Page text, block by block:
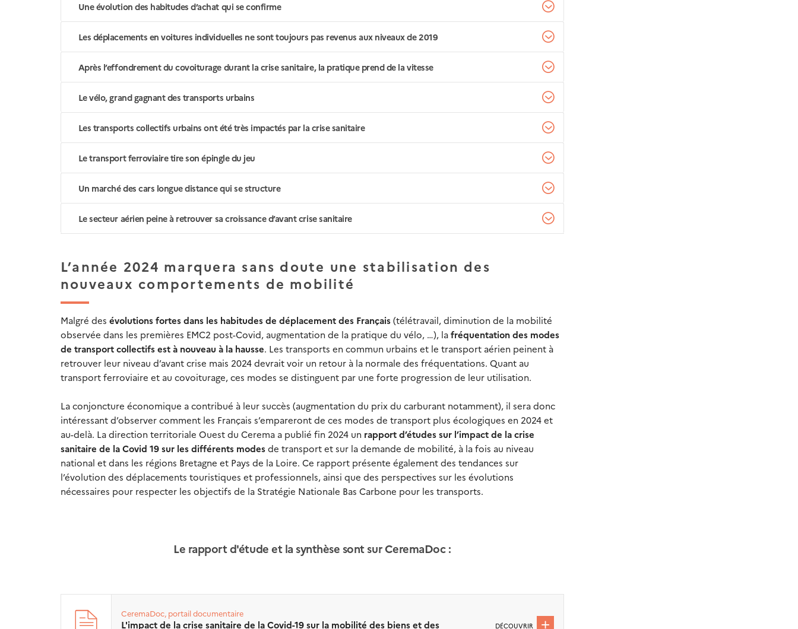
Une évolution des habitudes d’achat qui se confirme
Les déplacements en voitures individuelles ne sont toujours pas revenus aux niveaux de 2019
Après l’effondrement du covoiturage durant la crise sanitaire, la pratique prend de la vitesse
Le vélo, grand gagnant des transports urbains
Les transports collectifs urbains ont été très impactés par la crise sanitaire
Le transport ferroviaire tire son épingle du jeu
Un marché des cars longue distance qui se structure
Le secteur aérien peine à retrouver sa croissance d’avant crise sanitaire
L’année 2024 marquera sans doute une stabilisation des
nouveaux comportements de mobilité
Malgré des évolutions fortes dans les habitudes de déplacement des Français(télétravail, diminution de la mobilité
observée dans les premières EMC2 post-Covid, augmentation de la pratique du vélo, …), lafréquentation des modes
de transport collectifs est à nouveau à la hausse. Les transports en commun urbains et le transport aérien peinent à
retrouver leur niveau d’avant crise mais 2024 devrait voir un retour à la normale des fréquentations. Quant au
transport ferroviaire et au covoiturage, ces modes se distinguent par une forte progression de leur utilisation.
La conjoncture économique a contribué à leur succès (augmentation du prix du carburant notamment), il sera donc
intéressant d’observer comment les Français s’empareront de ces modes de transport plus écologiques en 2024 et
au-delà. La direction territoriale Ouest du Cerema a publié fin 2024 un rapport d’études sur l’impact de la crise
sanitaire de la Covid 19 sur les différents modesde transport et sur la demande de mobilité, à la fois au niveau
national et dans les régions Bretagne et Pays de la Loire. Ce rapport présente également des tendances sur
l’évolution des déplacements touristiques et professionnels, ainsi que des perspectives sur les évolutions
nécessaires pour respecter les objectifs de la Stratégie Nationale Bas Carbone pour les transports.
Le rapport d'étude et la synthèse sont sur CeremaDoc :
CeremaDoc, portail documentaire
L'impact de la crise sanitaire de la Covid-19 sur la mobilité des biens et des DÉCOUVRIR